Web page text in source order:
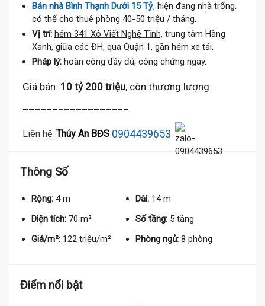
Bán nhà Bình Thạnh Dưới 15 Tỷ, hiện đang nhà trống,
có thể cho thuê phòng 40-50 triệu / tháng.
Vị trí: hẻm 341 Xô Viết Nghệ Tĩnh, trung tâm Hàng
Xanh, giữa các ĐH, qua Quận 1, gần hẻm xe tải.
Pháp lý: hoàn công đầy đủ, công chứng ngay.
Giá bán: 10 tỷ 200 triệu, còn thương lượng
Liên hệ: Thúy An BĐS 0904439653
Thông Số
Rộng: 4 m Dài: 14 m
Diện tích: 70 m² Số tầng: 5 tầng
Giá/m²: 122 triệu/m² Phòng ngủ: 8 phòng
Điểm nổi bật